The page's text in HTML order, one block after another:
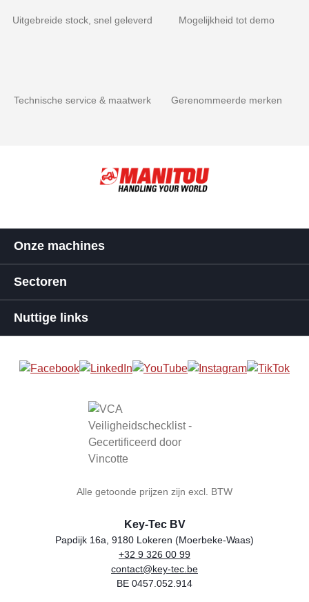
Uitgebreide stock, snel geleverd Mogelijkheid tot demo
Technische service & maatwerk Gerenommeerde merken
Onze machines
Sectoren
Nuttige links
Alle getoonde prijzen zijn excl. BTW
Winkelnaam
Key-Tec BV
Adres
Papdijk 16a, 9180 Lokeren (Moerbeke-Waas)
Telefoon
+32 9 326 00 99
E-mail
contact@key-tec.be
BTW-nummer
BE 0457.052.914